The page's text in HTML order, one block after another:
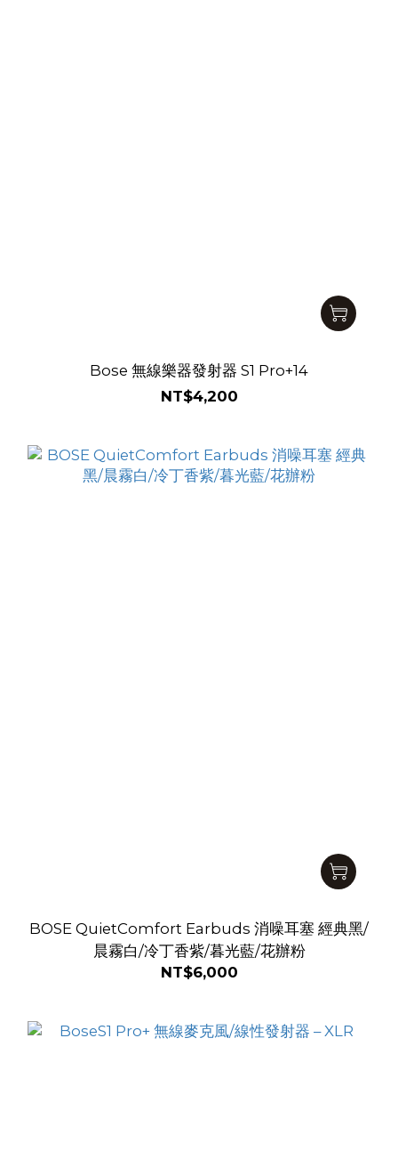
Bose 無線樂器發射器 S1 Pro+14
NT$4,200
BOSE QuietComfort Earbuds 消噪耳塞 經典黑/
晨霧白/冷丁香紫/暮光藍/花辦粉
NT$6,000